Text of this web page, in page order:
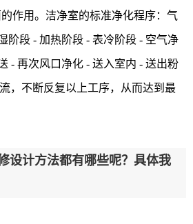
作用。洁净室的标准净化程序：气
阶段 - 加热阶段 - 表冷阶段 - 空气净
- 再次风口净化 - 送入室内 - 送出粉
，不断反复以上工序，从而达到最
设计方法都有哪些呢？具体我